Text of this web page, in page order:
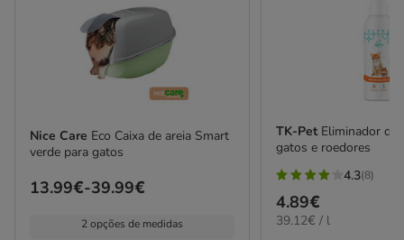
Nice Care Eco Caixa de areia Smart
verde para gatos
Preço
13.99€-39.99€
2 opções de medidas
TK-Pet Eliminador de
gatos e roedores
4.3
estrelas
com
4.3(8)
Preço
4.89€
4.89€
39.12€
39.12€ / l